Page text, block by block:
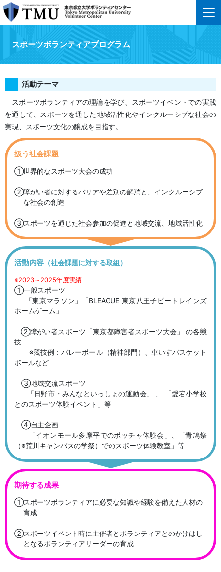
スポーツボランティア​プログラム
活動テーマ
スポーツボランティアの理論を学び、スポーツイベントでの実践
を通して、スポーツを通した地域活性化やインクルーシブな社会の
実現、スポーツ文化の醸成を目指す。
扱う社会課題
世界的なスポーツ大会の成功
障がい者に対するバリアや差別の解消と、インクルーシブ
な社会の創造
スポーツを通じた社会参加の促進と地域交流、地域活性化
活動内容 （社会課題に対する取組）
※2023～2025年度実績
①一般スポーツ
「東京マラソン」「BLEAGUE 東京八王子ビートレインズ
ホームゲーム」
②障がい者スポーツ「東京都障害者スポーツ大会」 の各競
技
※競技例：バレーボール（精神部門）、車いすバスケット
ボールなど
③地域交流スポーツ
「日野市・みんなといっしょの運動会」 、 「愛宕小学校
とのスポーツ体験イベント」等
④自主企画
「イオンモール多摩平でのボッチャ体験会」、「青鳩祭
（※荒川キャンパスの学祭）でのスポーツ体験教室」等
期待する成果
スポーツボランティアに必要な知識や経験を備えた人材の
育成
スポーツイベント時に主催者とボランティアとのかけはし
となるボランティアリーダーの育成